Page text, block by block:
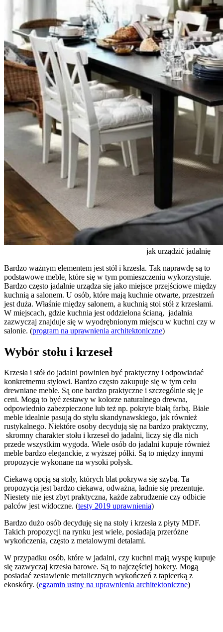
jak urządzić jadalnię
Bardzo ważnym elementem jest stół i krzesła. Tak naprawdę są to
podstawowe meble, które się w tym pomieszczeniu wykorzystuje.
Bardzo często jadalnie urządza się jako miejsce przejściowe między
kuchnią a salonem. U osób, które mają kuchnie otwarte, przestrzeń
jest duża. Właśnie między salonem, a kuchnią stoi stół z krzesłami.
W miejscach, gdzie kuchnia jest oddzielona ścianą, jadalnia
zazwyczaj znajduje się w wyodrębnionym miejscu w kuchni czy w
salonie. (program na uprawnienia architektoniczne)
Wybór stołu i krzeseł
Krzesła i stół do jadalni powinien być praktyczny i odpowiadać
konkretnemu stylowi. Bardzo często zakupuje się w tym celu
drewniane meble. Są one bardzo praktyczne i szczególnie się je
ceni. Mogą to być zestawy w kolorze naturalnego drewna,
odpowiednio zabezpieczone lub też np. pokryte białą farbą. Białe
meble idealnie pasują do stylu skandynawskiego, jak również
rustykalnego. Niektóre osoby decydują się na bardzo praktyczny,
skromny charakter stołu i krzeseł do jadalni, liczy się dla nich
przede wszystkim wygoda. Wiele osób do jadalni kupuje również
meble bardzo eleganckie, z wyższej półki. Są to między innymi
propozycje wykonane na wysoki połysk.
Ciekawą opcją są stoły, których blat pokrywa się szybą. Ta
propozycja jest bardzo ciekawa, odważna, ładnie się prezentuje.
Niestety nie jest zbyt praktyczna, każde zabrudzenie czy odbicie
palców jest widoczne. (testy 2019 uprawnienia)
Bardzo dużo osób decyduję się na stoły i krzesła z płyty MDF.
Takich propozycji na rynku jest wiele, posiadają przeróżne
wykończenia, często z metalowymi detalami.
W przypadku osób, które w jadalni, czy kuchni mają wyspę kupuje
się zazwyczaj krzesła barowe. Są to najczęściej hokery. Mogą
posiadać zestawienie metalicznych wykończeń z tapicerką z
ekoskóry. (egzamin ustny na uprawnienia architektoniczne)